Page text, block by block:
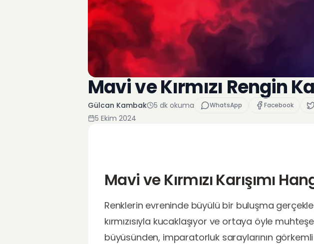
Mavi ve Kırmızı Rengin
Gülcan Kambak 5 dk okuma WhatsApp Facebook
5 Ekim 2024
Mavi ve Kırmızı Karışımı
Renklerin evreninde büyülü bir buluşma
kırmızısıyla kucaklaşıyor ve ortaya öyle
büyüsünden, imparatorluk saraylarının